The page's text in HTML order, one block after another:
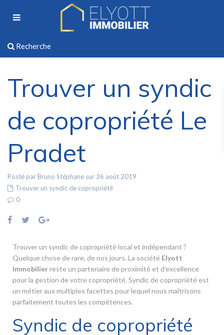
Recherche
Trouver un syndic
de copropriété Le
Pradet
Posté par Bruno Stéphane sur 26 août 2019
Trouver un syndic de copropriété
0
Trouver un syndic de copropriété local et indépendant ?
Quelque chose de rare, de nos jours. La société Elyott
Immobilierreste un partenaire de proximité et d’excellence
pour la gestion de votre copropriété. Syndic de copropriété est
un métier aux multiples facettes pour lequel nous maîtrisons
parfaitement toutes les compétences.
Syndic de copropriété